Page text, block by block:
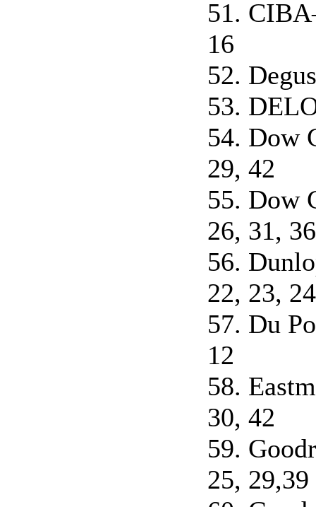
51.
16
52.
53.
54. Dow
29, 42
55. Dow
26, 31,
56.
22, 23,
57. Du
12
58.
30, 42
59.
25, 29,39